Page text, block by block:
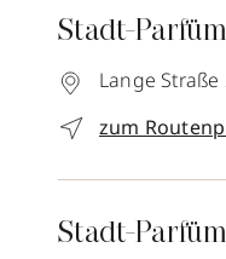
Stadt-
Lange Straße
zum
Stadt-